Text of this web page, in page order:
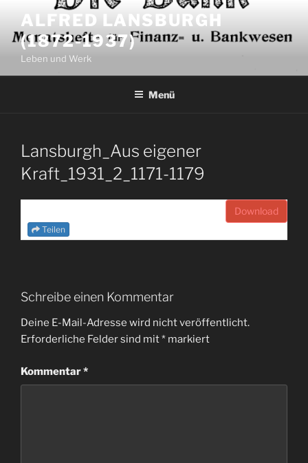
Inhalt
springen
ALFRED LANSBURGH
(1872-1937)
Leben und Werk
Menü
Lansburgh_Aus eigener
Kraft_1931_2_1171-1179
Download
Teilen
Schreibe einen Kommentar
Deine E-Mail-Adresse wird nicht veröffentlicht.
Erforderliche Felder sind mit* markiert
Kommentar*